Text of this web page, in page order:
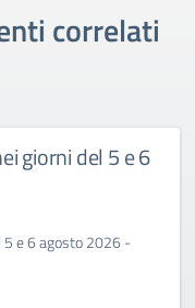
correlati
giorni del 5 e 6
5 e 6 agosto 2026 -